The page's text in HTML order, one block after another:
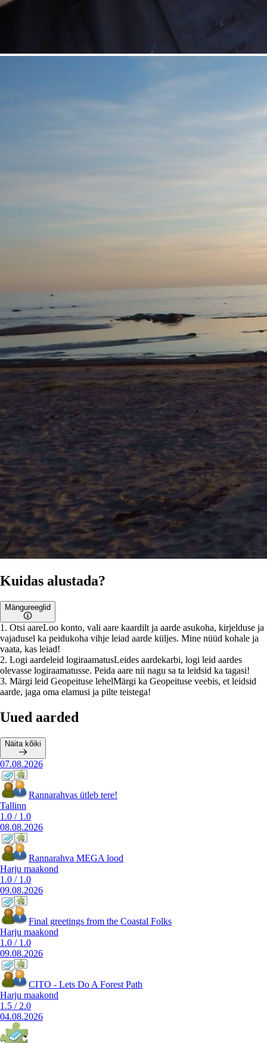
Kuidas alustada?
Mängureeglid
1 . Otsi aareLoo konto, vali aare kaardilt ja aarde asukoha, kirjelduse ja
vajadusel ka peidukoha vihje leiad aarde küljes. Mine nüüd kohale ja
vaata, kas leiad!
2. Logi aardeleid logiraamatusLeides aardekarbi, logi leid aardes
olevasse logiraamatusse. Peida aare nii nagu sa ta leidsid ka tagasi!
3. Märgi leid Geopeituse lehelMärgi ka Geopeituse veebis, et leidsid
aarde, jaga oma elamusi ja pilte teistega!
Uued aarded
Näita kõiki
07.08.2026
Rannarahvas ütleb tere!
Tallinn
1.0 / 1.0
08.08.2026
Rannarahva MEGA lood
Harju maakond
1.0 / 1.0
09.08.2026
Final greetings from the Coastal Folks
Harju maakond
1.0 / 1.0
09.08.2026
CITO - Lets Do A Forest Path
Harju maakond
1.5 / 2.0
04.08.2026